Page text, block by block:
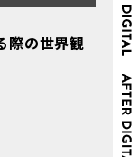
際の世界観